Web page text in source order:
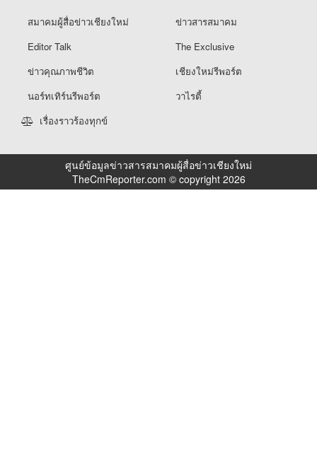
สมาคมผู้สื่อข่าวเชียงใหม่
ข่าวสารสมาคม
Editor Talk
The Exclusive
ข่าวคุณภาพชีวิต
เชียงใหม่รีพอร์ต
นอร์ทเทิร์นรีพอร์ต
วาไรตี้
เรื่องราวร้องทุกข์
ศูนย์ข้อมูลข่าวสารสมาคมผู้สื่อข่าวเชียงใหม่
TheCmReporter.com © copyright 2026